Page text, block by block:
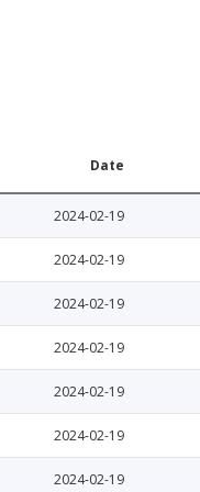
Date
2024-02-19
2024-02-19
2024-02-19
2024-02-19
2024-02-19
2024-02-19
2024-02-19